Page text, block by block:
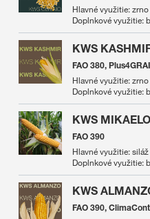
Hlavné využitie: zrno
Doplnkové využitie:
KWS
FAO 380,
Hlavné využitie: zrno
Doplnkové využitie:
KWS MIKAELO
FAO 390
Hlavné využitie: siláž
Doplnkové využitie:
KWS
FAO 390,